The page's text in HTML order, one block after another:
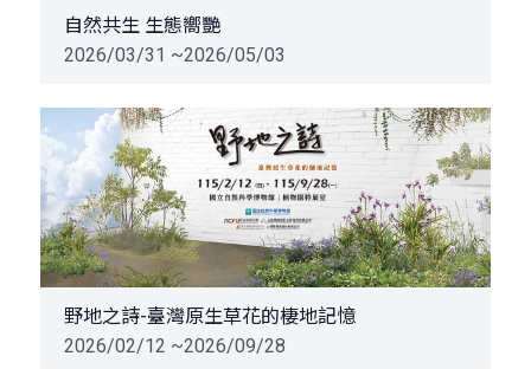
自然共生 生態嚮艷
2026/03/31 ~2026/05/03
野地之詩-臺灣原生草花的棲地記憶
2026/02/12 ~2026/09/28